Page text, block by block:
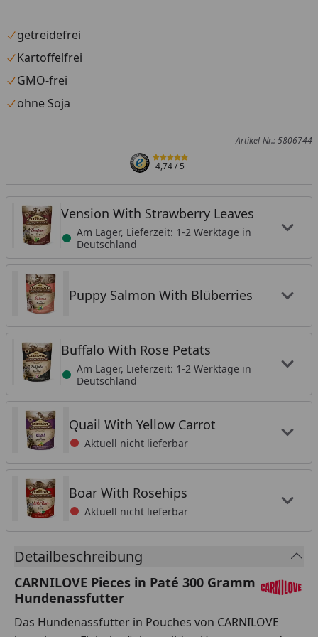
getreidefrei
Kartoffelfrei
GMO-frei
ohne Soja
Artikel-Nr.: 5806744
4,74/ 5
Vension With Strawberry Leaves
Am Lager, Lieferzeit: 1-2 Werktage in
Deutschland
Puppy Salmon With Blüberries
Buffalo With Rose Petats
Am Lager, Lieferzeit: 1-2 Werktage in
Deutschland
Quail With Yellow Carrot
Aktuell nicht lieferbar
Boar With Rosehips
Aktuell nicht lieferbar
Detailbeschreibung
CARNILOVE Pieces in Paté 300 Gramm
Hundenassfutter
Das Hundenassfutter in Pouches von CARNILOVE